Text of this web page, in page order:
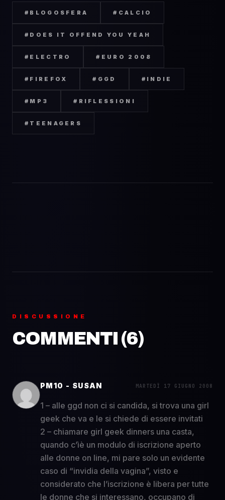
# BLOGOSFERA # CALCIO
# DOES IT OFFEND YOU YEAH
# ELECTRO # EURO 2008
# FIREFOX # GGD # INDIE
# MP3 # RIFLESSIONI
# TEENAGERS
DISCUSSIONE
COMMENTI (6)
PM10 - SUSAN MARTEDÌ 17 GIUGNO 2008
1 – alle ggd non ci si candida, si trova una girl
geek che va e le si chiede di essere invitati
2 – chiamare girl geek dinners una casta,
quando c’ìè un modulo di iscrizione aperto
alle donne on line, mi pare solo un evidente
caso di “invidia della vagina”, visto e
considerato che l’iscrizione è libera per tutte
le donne che si interessano, occupano di